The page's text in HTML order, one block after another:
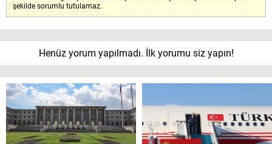
şekilde sorumlu tutulamaz.
Henüz yorum yapılmadı. İlk yorumu siz yapın!